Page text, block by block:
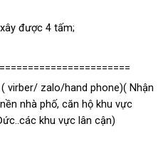
được 4 tấm;
( virber/ zalo/hand phone)( Nhận
nhà phố, căn hộ khu vực
khu vực lân cận)